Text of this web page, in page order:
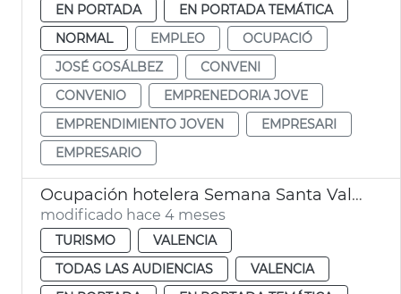
EN PORTADA
EN PORTADA TEMÁTICA
NORMAL
EMPLEO
OCUPACIÓ
JOSÉ GOSÁLBEZ
CONVENI
CONVENIO
EMPRENEDORIA JOVE
EMPRENDIMIENTO JOVEN
EMPRESARI
EMPRESARIO
Ocupación hotelera Semana Santa València
modificado hace 4 meses
TURISMO
VALENCIA
TODAS LAS AUDIENCIAS
VALENCIA